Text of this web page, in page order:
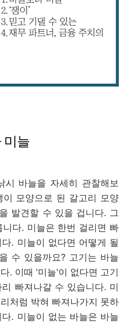
미늘
시 바늘을 자세히 관찰해보
모양으로 된 갈고리 모양
발견할 수 있을 겁니다. 그
니다. 미늘은 한번 걸리면 빠
. 미늘이 없다면 어떻게 될
수 있을까요? 고기는 바늘
. 이때 '미늘'이 없다면 고기
빠져나갈 수 있습니다. 미
처럼 박혀 빠져나가지 못하
. 미늘이 없는 바늘은 바늘